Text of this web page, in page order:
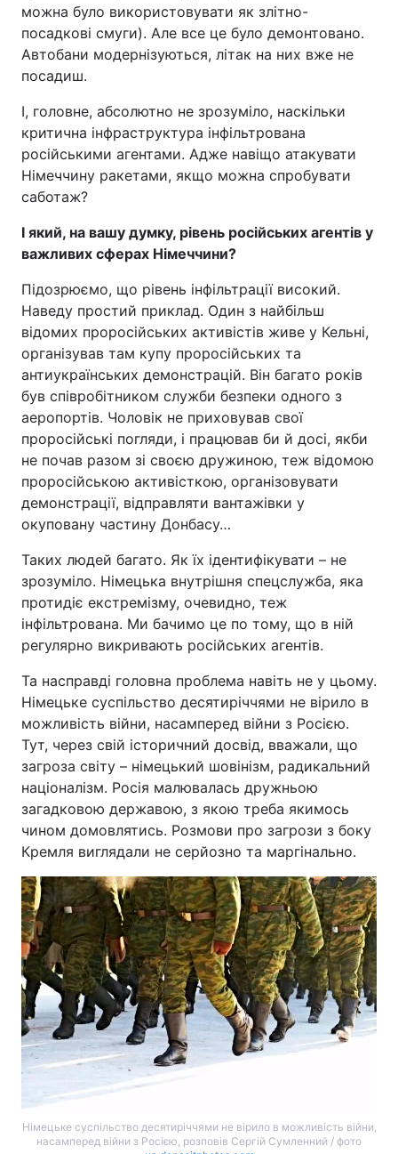
можна було використовувати як злітно-
посадкові смуги). Але все це було демонтовано.
Автобани модернізуються, літак на них вже не
посадиш.
І, головне, абсолютно не зрозуміло, наскільки
критична інфраструктура інфільтрована
російськими агентами. Адже навіщо атакувати
Німеччину ракетами, якщо можна спробувати
саботаж?
І який, на вашу думку, рівень російських агентів у
важливих сферах Німеччини?
Підозрюємо, що рівень інфільтрації високий.
Наведу простий приклад. Один з найбільш
відомих проросійських активістів живе у Кельні,
організував там купу проросійських та
антиукраїнських демонстрацій. Він багато років
був співробітником служби безпеки одного з
аеропортів. Чоловік не приховував свої
проросійські погляди, і працював би й досі, якби
не почав разом зі своєю дружиною, теж відомою
проросійською активісткою, організовувати
демонстрації, відправляти вантажівки у
окуповану частину Донбасу…
Таких людей багато. Як їх ідентифікувати – не
зрозуміло. Німецька внутрішня спецслужба, яка
протидіє екстремізму, очевидно, теж
інфільтрована. Ми бачимо це по тому, що в ній
регулярно викривають російських агентів.
Та насправді головна проблема навіть не у цьому.
Німецьке суспільство десятиріччями не вірило в
можливість війни, насамперед війни з Росією.
Тут, через свій історичний досвід, вважали, що
загроза світу – німецький шовінізм, радикальний
націоналізм. Росія малювалась дружньою
загадковою державою, з якою треба якимось
чином домовлятись. Розмови про загрози з боку
Кремля виглядали не серйозно та маргінально.
Німецьке суспільство десятиріччями не вірило в можливість війни,
насамперед війни з Росією, розповів Сергій Сумленний / фото